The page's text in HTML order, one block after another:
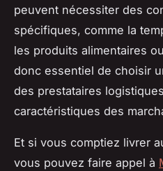
peuvent nécessiter des
spécifiques, comme la
les produits alimentaires
donc essentiel de choisir
des prestataires
caractéristiques des
Et si vous comptiez livrer
vous pouvez faire appel à